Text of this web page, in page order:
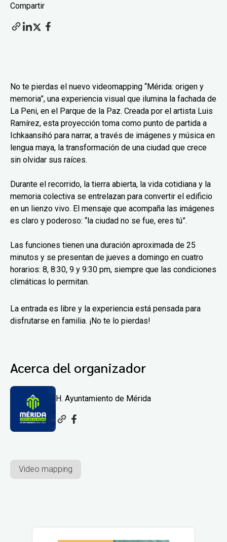
Compartir
No te pierdas el nuevo videomapping “Mérida: origen y
memoria”, una experiencia visual que ilumina la fachada de
La Peni, en el Parque de la Paz. Creada por el artista Luis
Ramírez, esta proyección toma como punto de partida a
Ichkaansihó para narrar, a través de imágenes y música en
lengua maya, la transformación de una ciudad que crece
sin olvidar sus raíces.
Durante el recorrido, la tierra abierta, la vida cotidiana y la
memoria colectiva se entrelazan para convertir el edificio
en un lienzo vivo. El mensaje que acompaña las imágenes
es claro y poderoso: “la ciudad no se fue, eres tú”.
Las funciones tienen una duración aproximada de 25
minutos y se presentan de jueves a domingo en cuatro
horarios: 8, 8:30, 9 y 9:30 pm, siempre que las condiciones
climáticas lo permitan.
La entrada es libre y la experiencia está pensada para
disfrutarse en familia. ¡No te lo pierdas!
Acerca del organizador
H. Ayuntamiento de Mérida
Video mapping